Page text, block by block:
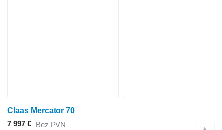
Claas Mercator 70
7 997 € Bez PVN